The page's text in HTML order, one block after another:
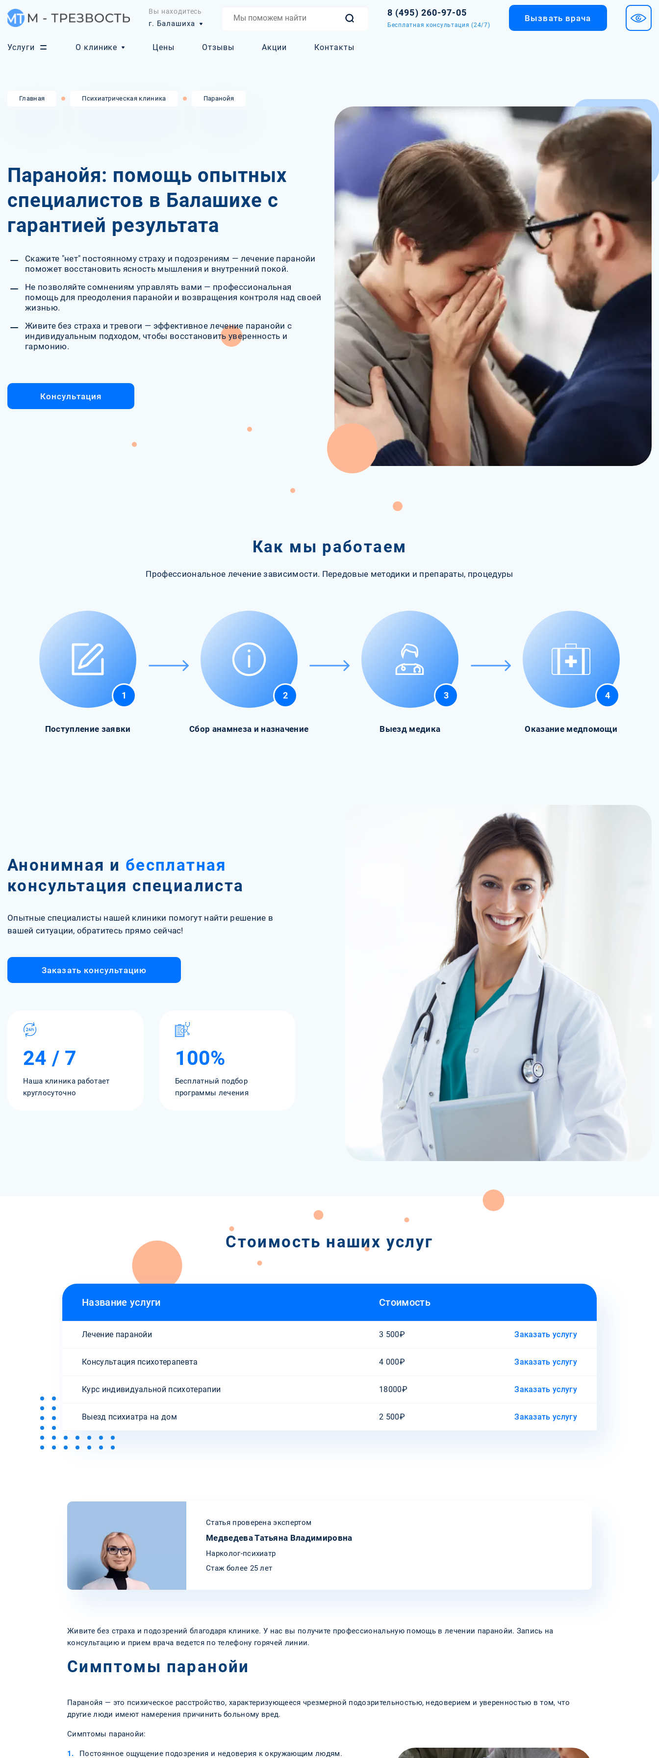
Вы находитесь
г. Балашиха
8 (495) 260-97-05
Бесплатная консультация (24/7)
Вызвать врача
Услуги О клинике Цены Отзывы Акции Контакты
Главная Психиатрическая клиника Паранойя
Паранойя: помощь опытных
специалистов в Балашихе с
гарантией результата
Скажите "нет" постоянному страху и подозрениям — лечение паранойи
поможет восстановить ясность мышления и внутренний покой.
Не позволяйте сомнениям управлять вами — профессиональная
помощь для преодоления паранойи и возвращения контроля над своей
жизнью.
Живите без страха и тревоги — эффективное лечение паранойи с
индивидуальным подходом, чтобы восстановить уверенность и
гармонию.
Консультация
Как мы работаем
Профессиональное лечение зависимости. Передовые методики и препараты, процедуры
1
Поступление заявки
2
Сбор анамнеза и назначение
3
Выезд медика
4
Оказание медпомощи
Анонимная и бесплатная
консультация специалиста
Опытные специалисты нашей клиники помогут найти решение в
вашей ситуации, обратитесь прямо сейчас!
Заказать консультацию
24 / 7
Наша клиника работает
круглосуточно
100%
Бесплатный подбор
программы лечения
Стоимость наших услуг
Название услуги Стоимость
Лечение паранойи 3 500₽ Заказать услугу
Консультация психотерапевта 4 000₽ Заказать услугу
Курс индивидуальной психотерапии 18000₽ Заказать услугу
Выезд психиатра на дом 2 500₽ Заказать услугу
Статья проверена экспертом
Медведева Татьяна Владимировна
Нарколог-психиатр
Стаж более 25 лет
Живите без страха и подозрений благодаря клинике. У нас вы получите профессиональную помощь в лечении паранойи. Запись на
консультацию и прием врача ведется по телефону горячей линии.
Симптомы паранойи
Паранойя — это психическое расстройство, характеризующееся чрезмерной подозрительностью, недоверием и уверенностью в том, что
другие люди имеют намерения причинить больному вред.
Симптомы паранойи:
Постоянное ощущение подозрения и недоверия к окружающим людям.